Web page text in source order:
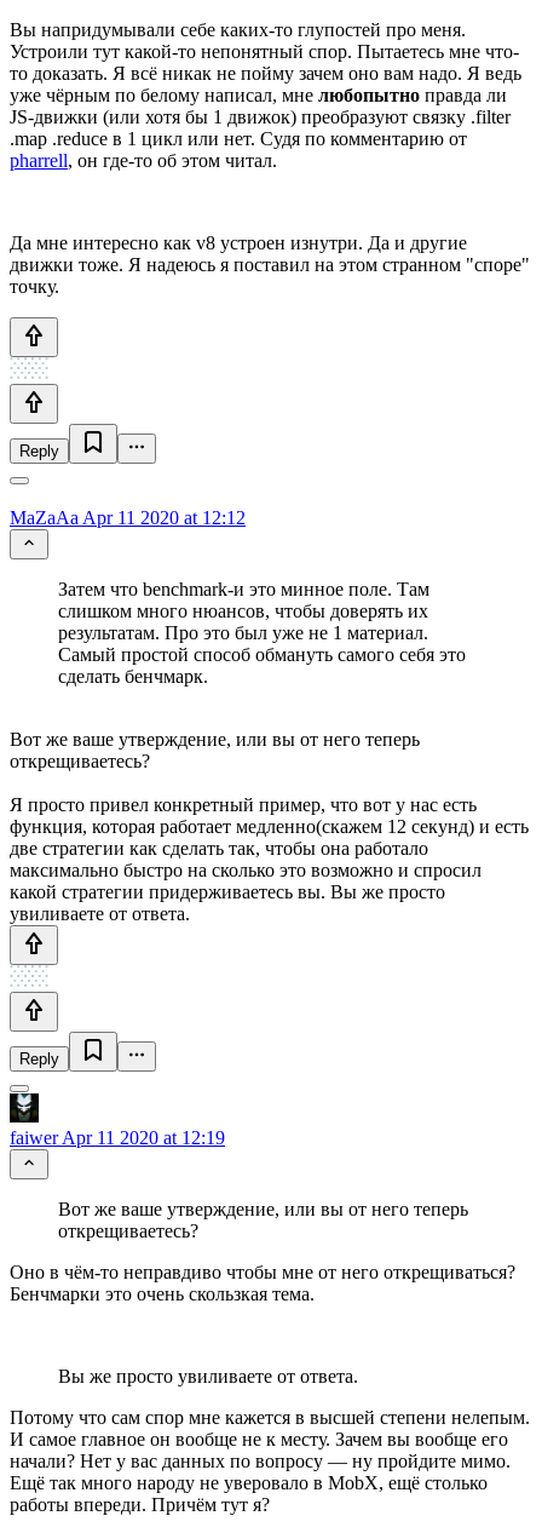
Вы напридумывали себе каких-то глупостей про меня.
Устроили тут какой-то непонятный спор. Пытаетесь мне что-
то доказать. Я всё никак не пойму зачем оно вам надо. Я ведь
уже чёрным по белому написал, мне любопытно правда ли
JS-движки (или хотя бы 1 движок) преобразуют связку .filter
.map .reduce в 1 цикл или нет. Судя по комментарию от
pharrell, он где-то об этом читал.
Да мне интересно как v8 устроен изнутри. Да и другие
движки тоже. Я надеюсь я поставил на этом странном "споре"
точку.
Reply
MaZaAa Apr 11 2020 at 12:12
Затем что benchmark-и это минное поле. Там
слишком много нюансов, чтобы доверять их
результатам. Про это был уже не 1 материал.
Самый простой способ обмануть самого себя это
сделать бенчмарк.
Вот же ваше утверждение, или вы от него теперь
открещиваетесь?
Я просто привел конкретный пример, что вот у нас есть
функция, которая работает медленно(скажем 12 секунд) и есть
две стратегии как сделать так, чтобы она работало
максимально быстро на сколько это возможно и спросил
какой стратегии придерживаетесь вы. Вы же просто
увиливаете от ответа.
Reply
faiwerApr 11 2020 at 12:19
Вот же ваше утверждение, или вы от него теперь
открещиваетесь?
Оно в чём-то неправдиво чтобы мне от него открещиваться?
Бенчмарки это очень скользкая тема.
Вы же просто увиливаете от ответа.
Потому что сам спор мне кажется в высшей степени нелепым.
И самое главное он вообще не к месту. Зачем вы вообще его
начали? Нет у вас данных по вопросу — ну пройдите мимо.
Ещё так много народу не уверовало в MobX, ещё столько
работы впереди. Причём тут я?